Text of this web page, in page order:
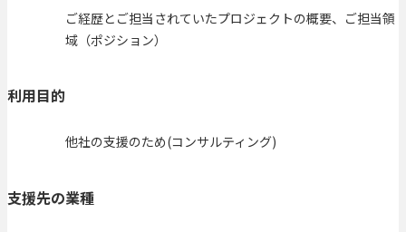
ご経歴とご担当されていたプロジェクトの概要、ご担当領
域（ポジション）
利用目的
他社の支援のため(コンサルティング)
支援先の業種